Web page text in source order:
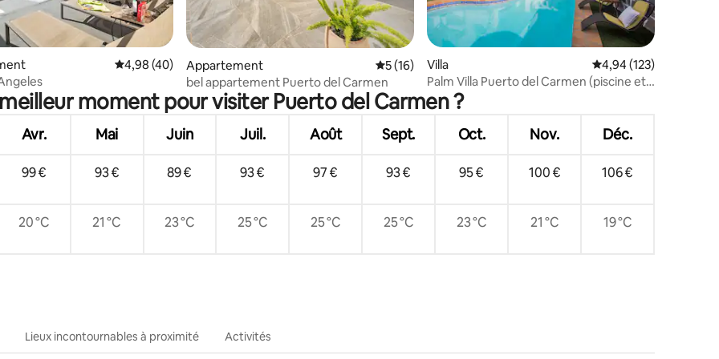
la base de 20 commentaires : 4,85 sur 5
Évaluation moyenne sur la base de 40 commentaires : 4,98 sur 5
4,98 (40)
Appartement Évaluation moyenne sur la base de 16 commentaires : 5 sur 5
5 (16)
bel appartement Puerto del Carmen
Villa Évaluation moyenne
4,94 (123)
Palm Villa Puerto del Carmen (piscine et
jacuzzi)
moment pour visiter Puerto del Carmen ?
Avr. Mai Juin Juil. Août Sept. Oct. Nov. Déc.
99 € 93 € 89 € 93 € 97 € 93 € 95 € 100 € 106 €
20 °C 21 °C 23 °C 25 °C 25 °C 25 °C 23 °C 21 °C 19 °C
Lieux incontournables à proximité Activités